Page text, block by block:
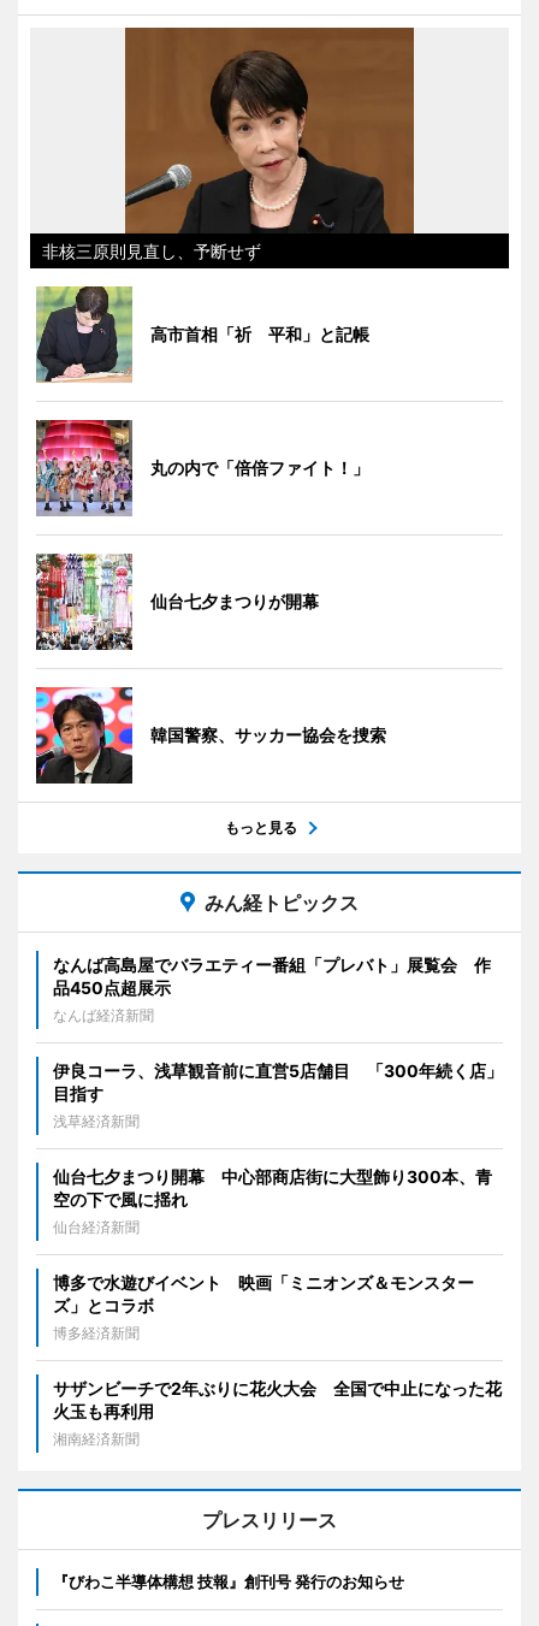
非核三原則見直し、予断せず
高市首相「祈 平和」と記帳
丸の内で「倍倍ファイト！」
仙台七夕まつりが開幕
韓国警察、サッカー協会を捜索
もっと見る
みん経トピックス
なんば高島屋でバラエティー番組「プレバト」展覧会 作
品450点超展示
なんば経済新聞
伊良コーラ、浅草観音前に直営5店舗目 「300年続く店」
目指す
浅草経済新聞
仙台七夕まつり開幕 中心部商店街に大型飾り300本、青
空の下で風に揺れ
仙台経済新聞
博多で水遊びイベント 映画「ミニオンズ＆モンスター
ズ」とコラボ
博多経済新聞
サザンビーチで2年ぶりに花火大会 全国で中止になった花
火玉も再利用
湘南経済新聞
プレスリリース
『びわこ半導体構想 技報』創刊号 発行のお知らせ